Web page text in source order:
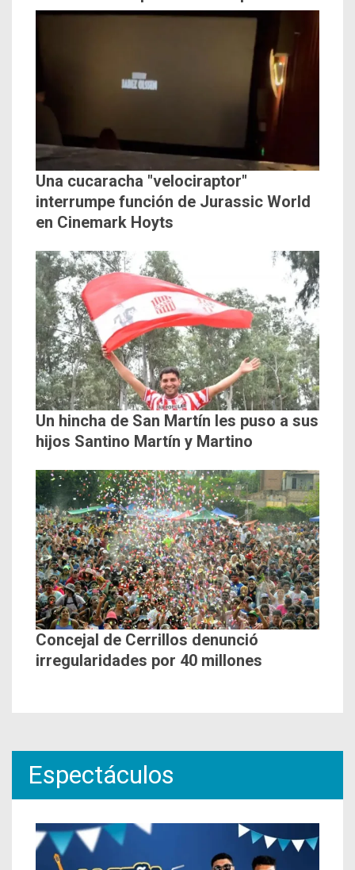
Una cucaracha "velociraptor"
interrumpe función de Jurassic World
en Cinemark Hoyts
Un hincha de San Martín les puso a sus
hijos Santino Martín y Martino
Concejal de Cerrillos denunció
irregularidades por 40 millones
Espectáculos